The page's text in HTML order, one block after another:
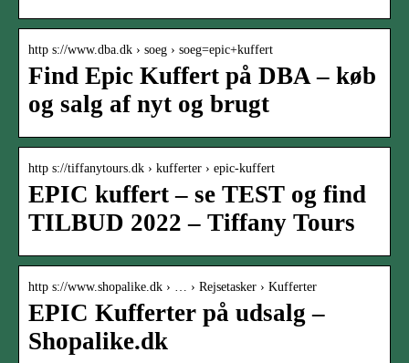
http s://www.dba.dk › soeg › soeg=epic+kuffert
Find Epic Kuffert på DBA – køb
og salg af nyt og brugt
http s://tiffanytours.dk › kufferter › epic-kuffert
EPIC kuffert – se TEST og find
TILBUD 2022 – Tiffany Tours
http s://www.shopalike.dk › … › Rejsetasker › Kufferter
EPIC Kufferter på udsalg –
Shopalike.dk